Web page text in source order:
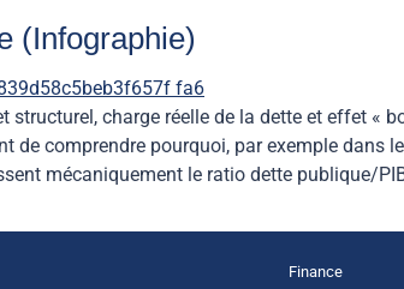
(Infographie)
structurel, charge réelle de la dette et effet «
de comprendre pourquoi, par exemple dans
mécaniquement le ratio dette publique/
Finance